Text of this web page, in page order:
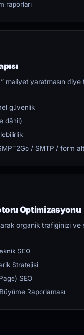
raporları
maliyet yaratmasın diye
güvenlik
dâhil)
/ SMTP / form
Optimizasyonu
organik trafiğinizi ve
SEO
Stratejisi
SEO
Raporlaması